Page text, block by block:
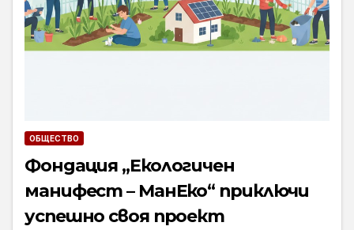
ОБЩЕСТВО
Фондация „Екологичен
манифест – МанЕко“ приключи
успешно своя проект